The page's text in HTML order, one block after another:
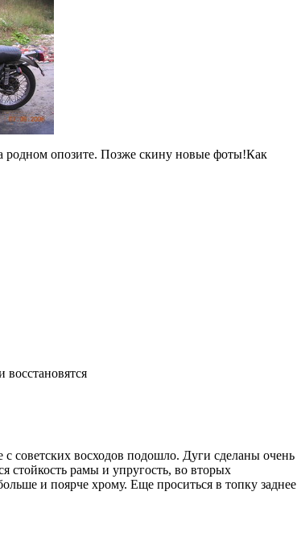
родном опозите. Позже скину новые фоты!Как
советских восходов подошло. Дуги сделаны очень
стойкость рамы и упругость, во вторых
и поярче хрому. Еще проситься в топку заднее